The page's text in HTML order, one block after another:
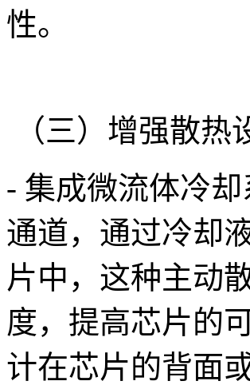
性。
（三）增强散热
- 集成微流体冷
通道，通过冷却
片中，这种主动
度，提高芯片的
计在芯片的背面